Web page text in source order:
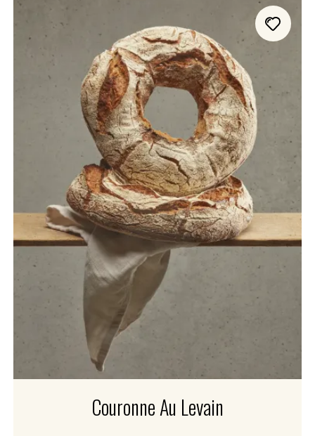
Couronne Au Levain